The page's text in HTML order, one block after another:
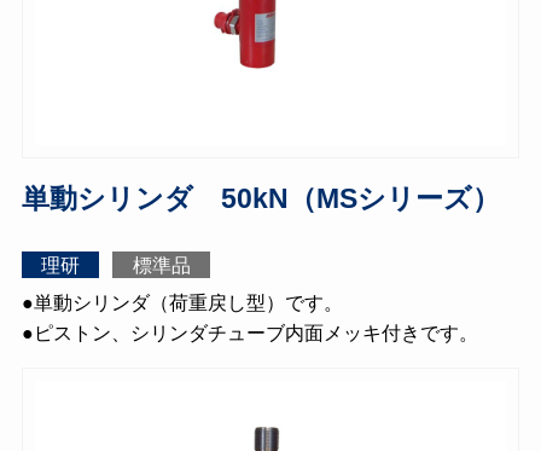
単動シリンダ 50kN（MSシリーズ）
理研
標準品
●単動シリンダ（荷重戻し型）です。
●ピストン、シリンダチューブ内面メッキ付きです。